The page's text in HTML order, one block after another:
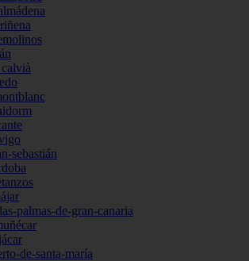
sebastián
palmas-de-gran-canaria
de-santa-maría